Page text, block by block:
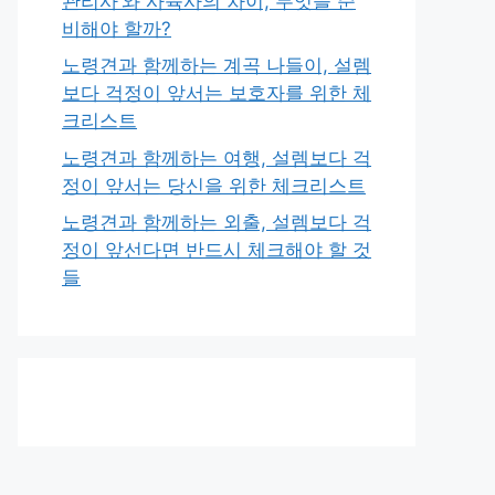
비해야 할까?
노령견과 함께하는 계곡 나들이, 설렘
보다 걱정이 앞서는 보호자를 위한 체
크리스트
노령견과 함께하는 여행, 설렘보다 걱
정이 앞서는 당신을 위한 체크리스트
노령견과 함께하는 외출, 설렘보다 걱
정이 앞선다면 반드시 체크해야 할 것
들